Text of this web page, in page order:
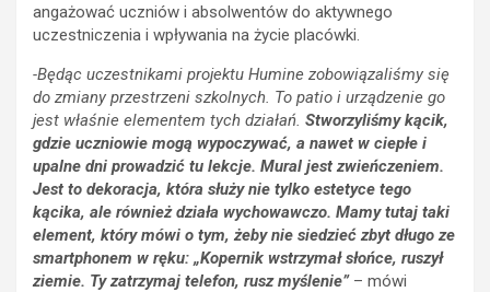
angażować uczniów i absolwentów do aktywnego
uczestniczenia i wpływania na życie placówki.
-Będąc uczestnikami projektu Humine zobowiązaliśmy się
do zmiany przestrzeni szkolnych. To patio i urządzenie go
jest właśnie elementem tych działań. Stworzyliśmy kącik,
gdzie uczniowie mogą wypoczywać, a nawet w ciepłe i
upalne dni prowadzić tu lekcje. Mural jest zwieńczeniem.
Jest to dekoracja, która służy nie tylko estetyce tego
kącika, ale również działa wychowawczo. Mamy tutaj taki
element, który mówi o tym, żeby nie siedzieć zbyt długo ze
smartphonem w ręku: „Kopernik wstrzymał słońce, ruszył
ziemie. Ty zatrzymaj telefon, rusz myślenie”– mówi